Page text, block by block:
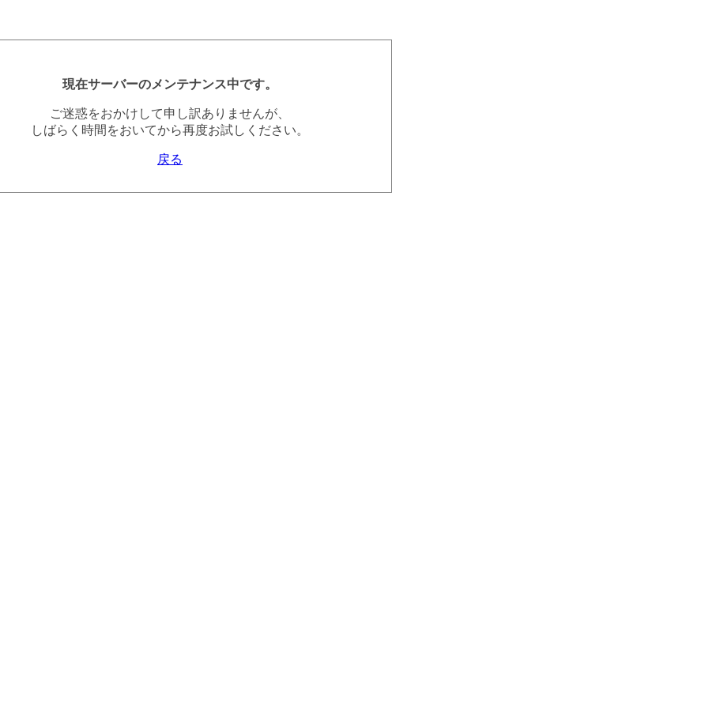
現在サーバーのメンテナンス中です。
ご迷惑をおかけして申し訳ありませんが、
しばらく時間をおいてから再度お試しください。
戻る